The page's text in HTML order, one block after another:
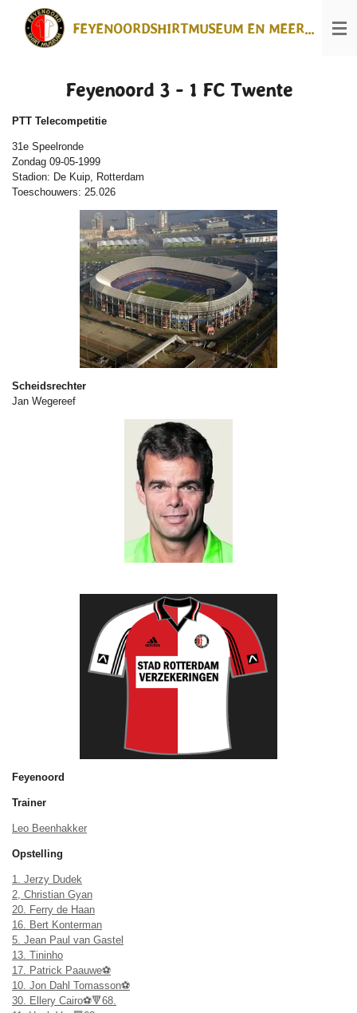
direct
FEYENOORDSHIRTMUSEUM EN MEER...
Feyenoord 3 - 1 FC Twente
PTT Telecompetitie
31e Speelronde
Zondag 09-05-1999
Stadion: De Kuip, Rotterdam
Toeschouwers: 25.026
Scheidsrechter
Jan Wegereef
Feyenoord
Trainer
Leo Beenhakker
Opstelling
1. Jerzy Dudek
2, Christian Gyan
20. Ferry de Haan
16. Bert Konterman
5. Jean Paul van Gastel
13. Tininho
17. Patrick Paauwe⚽
10. Jon Dahl Tomasson⚽
30. Ellery Cairo⚽🔻68.